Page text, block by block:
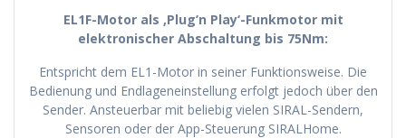
EL1F-Motor als ‚Plug’n Play‘-Funkmotor mit
elektronischer Abschaltung bis 75Nm:
Entspricht dem EL1-Motor in seiner Funktionsweise. Die
Bedienung und Endlageneinstellung erfolgt jedoch über den
Sender. Ansteuerbar mit beliebig vielen SIRAL-Sendern,
Sensoren oder der App-Steuerung SIRALHome.